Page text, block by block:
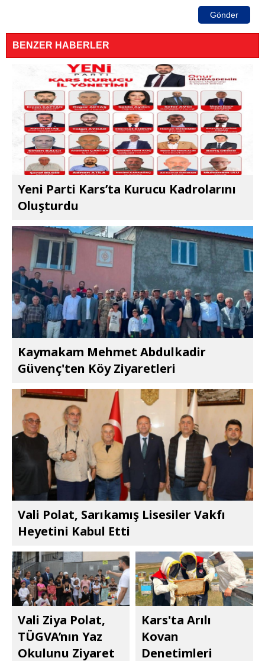
Gönder
BENZER HABERLER
Yeni Parti Kars’ta Kurucu Kadrolarını
Oluşturdu
Kaymakam Mehmet Abdulkadir
Güvenç'ten Köy Ziyaretleri
Vali Polat, Sarıkamış Lisesiler Vakfı
Heyetini Kabul Etti
Vali Ziya Polat,
TÜGVA’nın Yaz
Okulunu Ziyaret
Kars'ta Arılı
Kovan
Denetimleri